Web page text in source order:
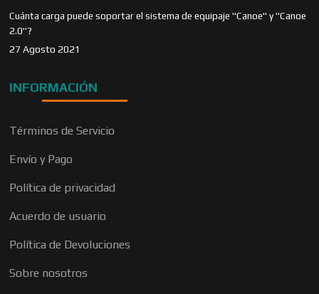
Cuánta carga puede soportar el sistema de equipaje "Canoe" y "Canoe
2.0"?
27 Agosto 2021
INFORMACIÓN
Términos de Servicio
Envío y Pago
Política de privacidad
Acuerdo de usuario
Política de Devoluciones
Sobre nosotros